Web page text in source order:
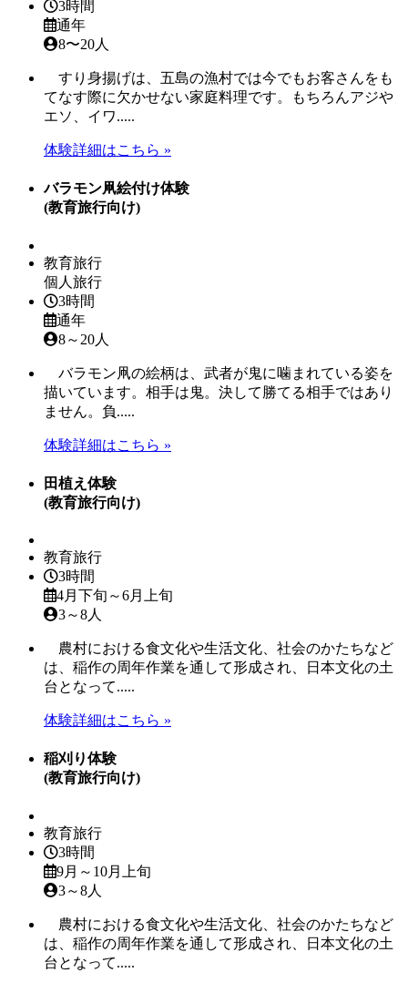
3時間
通年
8〜20人
すり身揚げは、五島の漁村では今でもお客さんをも
てなす際に欠かせない家庭料理です。もちろんアジや
エソ、イワ.....
体験詳細はこちら »
バラモン凧絵付け体験
(教育旅行向け)
教育旅行
個人旅行
3時間
通年
8～20人
バラモン凧の絵柄は、武者が鬼に噛まれている姿を
描いています。相手は鬼。決して勝てる相手ではあり
ません。負.....
体験詳細はこちら »
田植え体験
(教育旅行向け)
教育旅行
3時間
4月下旬～6月上旬
3～8人
農村における食文化や生活文化、社会のかたちなど
は、稲作の周年作業を通して形成され、日本文化の土
台となって.....
体験詳細はこちら »
稲刈り体験
(教育旅行向け)
教育旅行
3時間
9月～10月上旬
3～8人
農村における食文化や生活文化、社会のかたちなど
は、稲作の周年作業を通して形成され、日本文化の土
台となって.....